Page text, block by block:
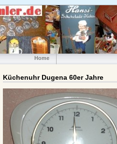
Home
Küchenuhr Dugena 60er Jahre